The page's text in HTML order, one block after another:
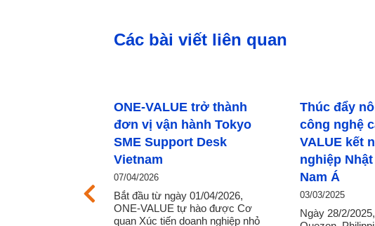
Các bài viết liên quan
ONE‑VALUE trở thành
đơn vị vận hành Tokyo
SME Support Desk
Bắt đầu từ ngày 01/04/2026,
ONE-VALUE tự hào được Cơ
quan Xúc tiến doanh nghiệp nhỏ
Thúc đẩy nông nghiệp
công nghệ cao: ONE-
VALUE kết nối doanh
nghiệp Nhật Bản – Đông
03/03/2025
Ngày 28/2/2025, tại Thành phố